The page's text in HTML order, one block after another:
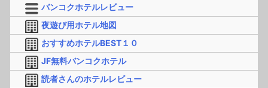
バンコクホテルレビュー
夜遊び用ホテル地図
おすすめホテルBEST１０
JF無料バンコクホテル
読者さんのホテルレビュー